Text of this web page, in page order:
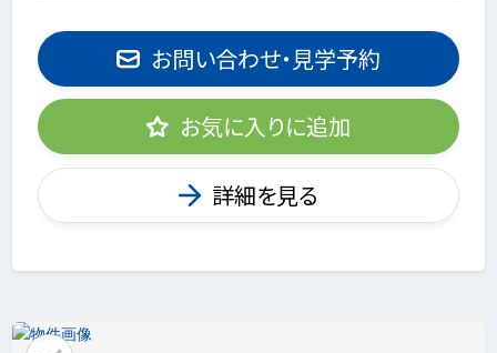
お問い合わせ・見学予約
お気に入りに追加
詳細を見る